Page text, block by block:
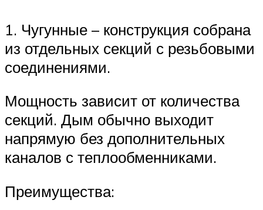
1. Чугунные – конструкция собрана
из отдельных секций с резьбовыми
соединениями.
Мощность зависит от количества
секций. Дым обычно выходит
напрямую без дополнительных
каналов с теплообменниками.
Преимущества: